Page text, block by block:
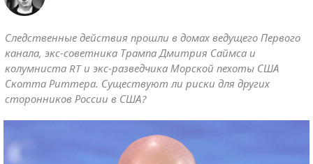
Следственные действия прошли в домах ведущего Первого
канала, экс-советника Трампа Дмитрия Саймса и
колумниста RT и экс-разведчика Морской пехоты США
Скотта Риттера. Существуют ли риски для других
сторонников России в США?